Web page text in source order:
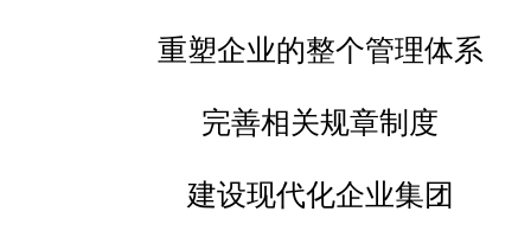
重塑企业的整个管理体系
完善相关规章制度
建设现代化企业集团